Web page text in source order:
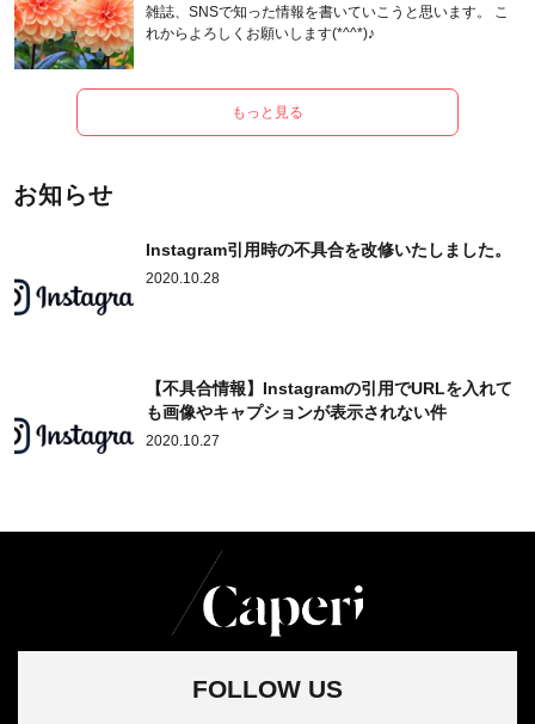
雑誌、SNSで知った情報を書いていこうと思います。 こ
れからよろしくお願いします(*^^*)♪
もっと見る
お知らせ
Instagram引用時の不具合を改修いたしました。
2020.10.28
【不具合情報】Instagramの引用でURLを入れて
も画像やキャプションが表示されない件
2020.10.27
FOLLOW US